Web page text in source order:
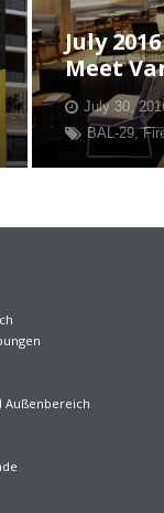
July
Meet
July 30,
BAL-29,
Außenbereich